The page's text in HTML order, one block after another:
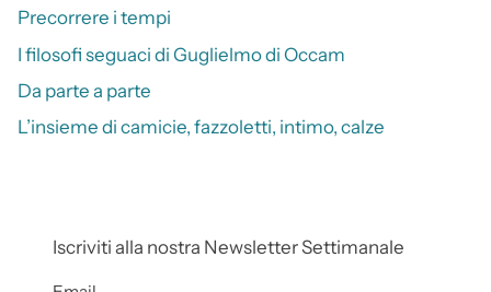
Precorrere i tempi
I filosofi seguaci di Guglielmo di Occam
Da parte a parte
L’insieme di camicie, fazzoletti, intimo, calze
Iscriviti alla nostra Newsletter Settimanale